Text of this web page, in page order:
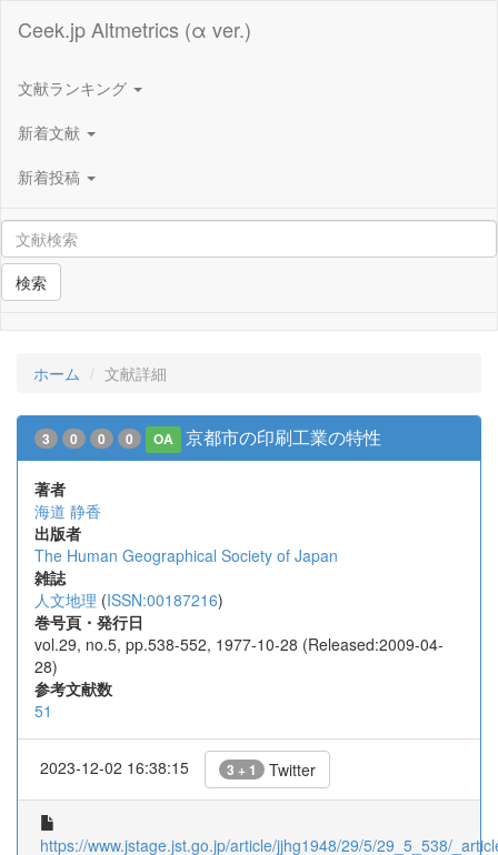
Ceek.jp Altmetrics (α ver.)
文献ランキング
新着文献
新着投稿
検索
ホーム 文献詳細
3 0 0 0 OA 京都市の印刷工業の特性
著者
海道 静香
出版者
The Human Geographical Society of Japan
雑誌
人文地理 (ISSN:00187216)
巻号頁・発行日
vol.29, no.5, pp.538-552, 1977-10-28 (Released:2009-04-
28)
参考文献数
51
2023-12-02 16:38:15 3 + 1 Twitter
https://www.jstage.jst.go.jp/article/jjhg1948/29/5/29_5_538/